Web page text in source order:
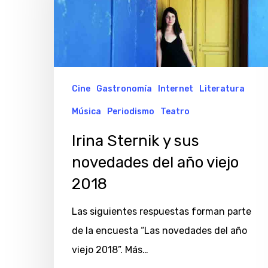
sus
del
año
viejoCine Gastronomía Internet Literatura
Música Periodismo Teatro
Irina Sternik y sus
novedades del año viejo
2018
Las siguientes respuestas forman parte
de la encuesta “Las novedades del año
viejo 2018”. Más…